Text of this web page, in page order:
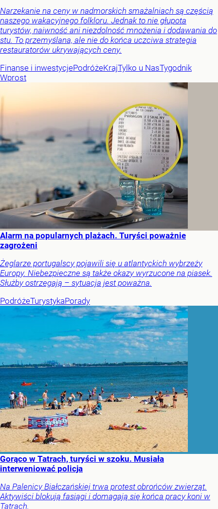
Narzekanie na ceny w nadmorskich smażalniach są częścią
naszego wakacyjnego folkloru. Jednak to nie głupota
turystów, naiwność ani niezdolność mnożenia i dodawania do
stu. To przemyślana, ale nie do końca uczciwa strategia
restauratorów ukrywających ceny.
Finanse i inwestycjePodróżeKrajTylko u NasTygodnik
Wprost
Alarm na popularnych plażach. Turyści poważnie
zagrożeni
Żeglarze portugalscy pojawili się u atlantyckich wybrzeży
Europy. Niebezpieczne są także okazy wyrzucone na piasek.
Służby ostrzegają – sytuacja jest poważna.
PodróżeTurystykaPorady
Gorąco w Tatrach, turyści w szoku. Musiała
interweniować policja
Na Palenicy Białczańskiej trwa protest obrońców zwierząt.
Aktywiści blokują fasiągi i domagają się końca pracy koni w
Tatrach.